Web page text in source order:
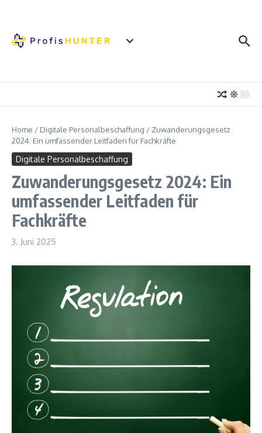
Home / Digitale Personalbeschaffung / Zuwanderungsgesetz
2024: Ein umfassender Leitfaden für Fachkräfte
Digitale Personalbeschaffung
Zuwanderungsgesetz 2024: Ein
umfassender Leitfaden für
Fachkräfte
3. Juni 2025